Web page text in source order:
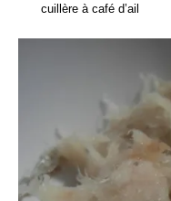
cuillère à café d’ail